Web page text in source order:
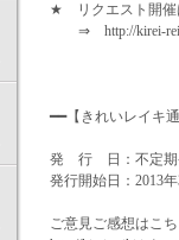
★ リクエスト開
⇒ http://kirei-
━━【きれいレ
発 行 日：不定期
発行開始日：2013
ご意見ご感想はこ